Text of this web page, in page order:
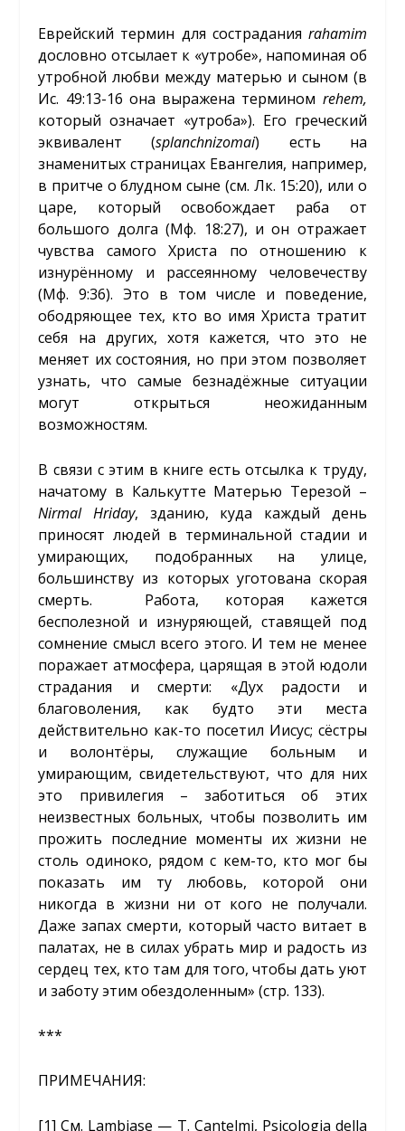
Еврейский термин для сострадания rahamim
дословно отсылает к «утробе», напоминая об
утробной любви между матерью и сыном (в
Ис. 49:13-16 она выражена термином rehem,
который означает «утроба»). Его греческий
эквивалент (splanchnizomai) есть на
знаменитых страницах Евангелия, например,
в притче о блудном сыне (см. Лк. 15:20), или о
царе, который освобождает раба от
большого долга (Мф. 18:27), и он отражает
чувства самого Христа по отношению к
изнурённому и рассеянному человечеству
(Мф. 9:36). Это в том числе и поведение,
ободряющее тех, кто во имя Христа тратит
себя на других, хотя кажется, что это не
меняет их состояния, но при этом позволяет
узнать, что самые безнадёжные ситуации
могут открыться неожиданным
возможностям.
В связи с этим в книге есть отсылка к труду,
начатому в Калькутте Матерью Терезой –
NirmalHriday, зданию, куда каждый день
приносят людей в терминальной стадии и
умирающих, подобранных на улице,
большинству из которых уготована скорая
смерть. Работа, которая кажется
бесполезной и изнуряющей, ставящей под
сомнение смысл всего этого. И тем не менее
поражает атмосфера, царящая в этой юдоли
страдания и смерти: «Дух радости и
благоволения, как будто эти места
действительно как-то посетил Иисус; сёстры
и волонтёры, служащие больным и
умирающим, свидетельствуют, что для них
это привилегия – заботиться об этих
неизвестных больных, чтобы позволить им
прожить последние моменты их жизни не
столь одиноко, рядом с кем-то, кто мог бы
показать им ту любовь, которой они
никогда в жизни ни от кого не получали.
Даже запах смерти, который часто витает в
палатах, не в силах убрать мир и радость из
сердец тех, кто там для того, чтобы дать уют
и заботу этим обездоленным» (стр. 133).
***
ПРИМЕЧАНИЯ:
[1] См. Lambiase — T. Cantelmi, Psicologia della